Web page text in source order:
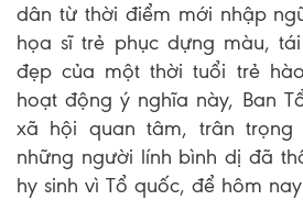
dân từ thời điểm mới nhập
họa sĩ trẻ phục dựng màu,
đẹp của một thời tuổi trẻ
hoạt động ý nghĩa này, Ban
xã hội quan tâm, trân trọng
những người lính bình dị đã
hy sinh vì Tổ quốc, để hôm